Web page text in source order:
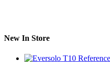
New In Store